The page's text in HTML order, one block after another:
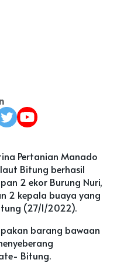
Pertanian Manado
Bitung berhasil
2 ekor Burung Nuri,
2 kepala buaya yang
(27/1/2022).
barang bawaan
Bitung.